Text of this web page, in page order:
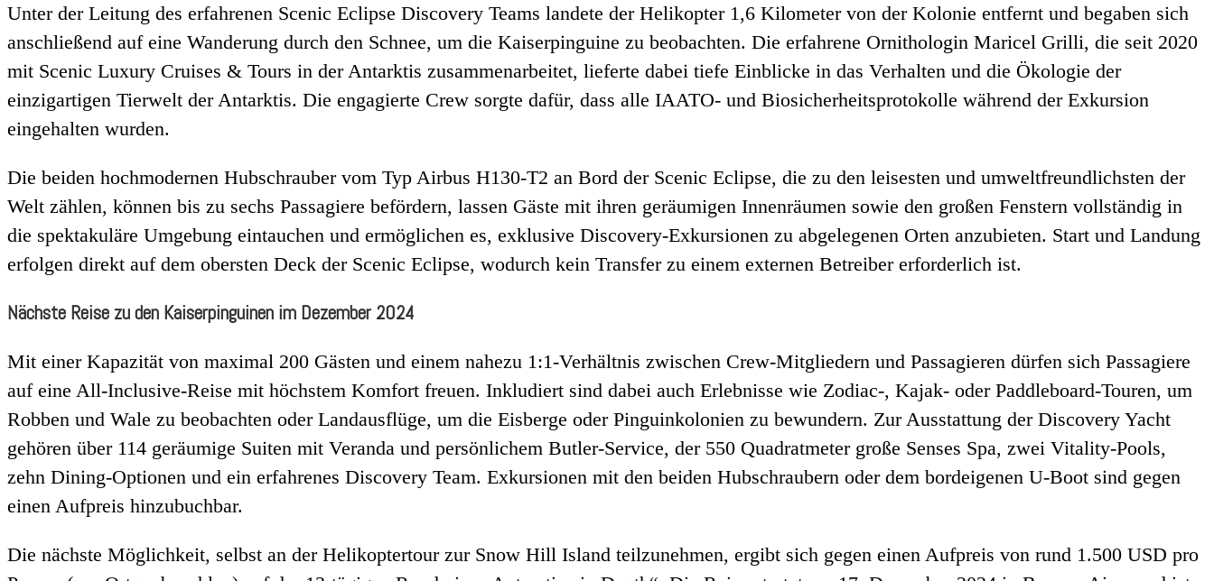
Unter der Leitung des erfahrenen Scenic Eclipse Discovery Teams landete der Helikopter 1,6 Kilometer von der Kolonie entfernt und begaben sich
anschließend auf eine Wanderung durch den Schnee, um die Kaiserpinguine zu beobachten. Die erfahrene Ornithologin Maricel Grilli, die seit 2020
mit Scenic Luxury Cruises & Tours in der Antarktis zusammenarbeitet, lieferte dabei tiefe Einblicke in das Verhalten und die Ökologie der
einzigartigen Tierwelt der Antarktis. Die engagierte Crew sorgte dafür, dass alle IAATO- und Biosicherheitsprotokolle während der Exkursion
eingehalten wurden.
Die beiden hochmodernen Hubschrauber vom Typ Airbus H130-T2 an Bord der Scenic Eclipse, die zu den leisesten und umweltfreundlichsten der
Welt zählen, können bis zu sechs Passagiere befördern, lassen Gäste mit ihren geräumigen Innenräumen sowie den großen Fenstern vollständig in
die spektakuläre Umgebung eintauchen und ermöglichen es, exklusive Discovery-Exkursionen zu abgelegenen Orten anzubieten. Start und Landung
erfolgen direkt auf dem obersten Deck der Scenic Eclipse, wodurch kein Transfer zu einem externen Betreiber erforderlich ist.
Nächste Reise zu den Kaiserpinguinen im Dezember 2024
Mit einer Kapazität von maximal 200 Gästen und einem nahezu 1:1-Verhältnis zwischen Crew-Mitgliedern und Passagieren dürfen sich Passagiere
auf eine All-Inclusive-Reise mit höchstem Komfort freuen. Inkludiert sind dabei auch Erlebnisse wie Zodiac-, Kajak- oder Paddleboard-Touren, um
Robben und Wale zu beobachten oder Landausflüge, um die Eisberge oder Pinguinkolonien zu bewundern. Zur Ausstattung der Discovery Yacht
gehören über 114 geräumige Suiten mit Veranda und persönlichem Butler-Service, der 550 Quadratmeter große Senses Spa, zwei Vitality-Pools,
zehn Dining-Optionen und ein erfahrenes Discovery Team. Exkursionen mit den beiden Hubschraubern oder dem bordeigenen U-Boot sind gegen
einen Aufpreis hinzubuchbar.
Die nächste Möglichkeit, selbst an der Helikoptertour zur Snow Hill Island teilzunehmen, ergibt sich gegen einen Aufpreis von rund 1.500 USD pro